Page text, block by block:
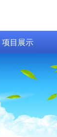
项目展示